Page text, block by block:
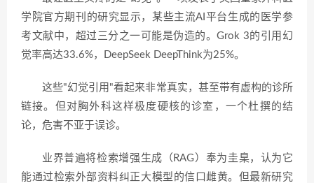
学院官方期刊的研究显示，某些主流AI平台生成的医学参
考文献中，超过三分之一可能是伪造的。Grok 3的引用幻
觉率高达33.6%，DeepSeek DeepThink为25%。
这些"幻觉引用"看起来非常真实，甚至带有虚构的诊所
链接。但对胸外科这样极度硬核的诊室，一个杜撰的结
论，危害不亚于误诊。
业界普遍将检索增强生成（RAG）奉为圭臬，认为它
能通过检索外部资料纠正大模型的信口雌黄。但最新研究